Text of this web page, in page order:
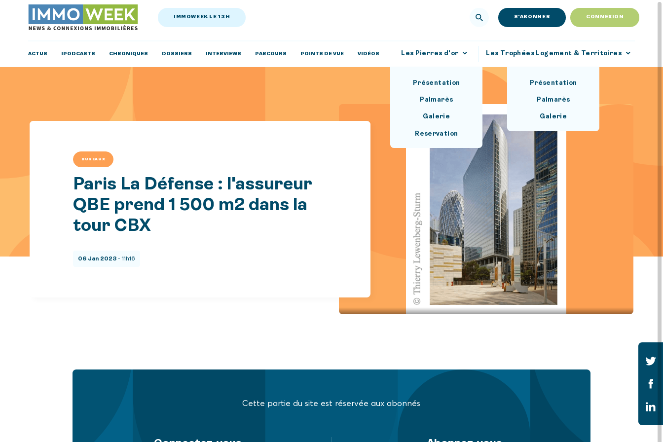
IMMOWEEK LE 13H S'ABONNER CONNEXION
ACTUS IPODCASTS CHRONIQUES DOSSIERS INTERVIEWS PARCOURS POINTS DE VUE VIDÉOS Les Pierres d'or
Présentation
Palmarès
Galerie
Reservation
Les Trophées Logement & Territoires
Présentation
Palmarès
Galerie
BUREAUX
Paris La Défense : l'assureur
QBE prend 1 500 m2 dans la
tour CBX
06 Jan 2023 - 11h16
Cette partie du site est réservée aux abonnés